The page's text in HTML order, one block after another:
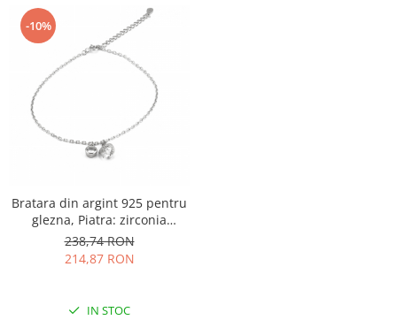
-10%
Bratara din argint 925 pentru
glezna, Piatra: zirconia
fatetata si cubic zirconia,
Sonis Silver
238,74 RON
214,87 RON
IN STOC